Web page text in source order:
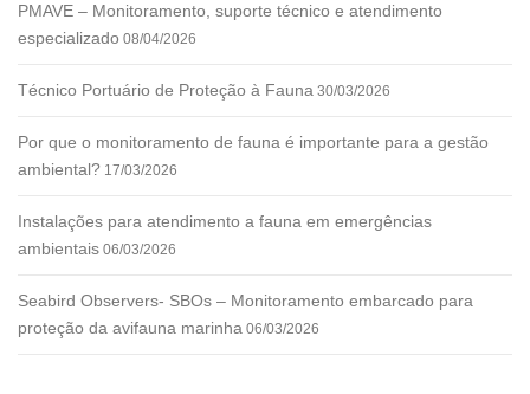
PMAVE – Monitoramento, suporte técnico e atendimento
especializado 08/04/2026
Técnico Portuário de Proteção à Fauna 30/03/2026
Por que o monitoramento de fauna é importante para a gestão
ambiental? 17/03/2026
Instalações para atendimento a fauna em emergências
ambientais 06/03/2026
Seabird Observers- SBOs – Monitoramento embarcado para
proteção da avifauna marinha 06/03/2026